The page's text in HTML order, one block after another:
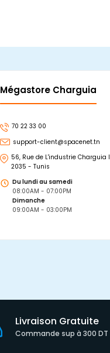
Mégastore Charguia
70 22 33 00
support-client@spacenet.tn
56, Rue de L'industrie Charguia I
2035 - Tunis
Du lundi au samedi
08:00AM - 07:00PM
Dimanche
09:00AM - 03:00PM
Livraison Gratuite
Commande sup à 300 DT